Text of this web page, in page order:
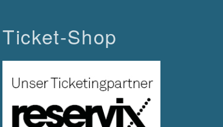
Ticket-Shop